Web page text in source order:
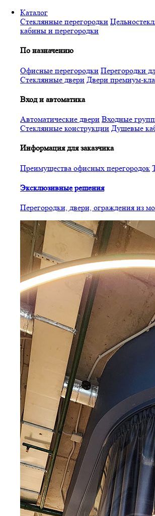
Перейти
основному
Каталог
Стеклянные перегородки
кабины и перегородки
По назначению
Офисные перегородки Перегородки
Стеклянные двери Двери премиум-
Вход и автоматика
Автоматические двери Входные
Стеклянные конструкции Душевые
Информация для заказчика
Преимущества офисных перегородок
Эксклюзивные решения
Перегородки, двери, ограждения из